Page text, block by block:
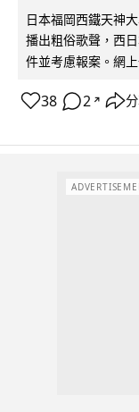
日本福岡西鐵天神
播出粗俗歌聲，西
件並考慮報案。網
38 2 ↗